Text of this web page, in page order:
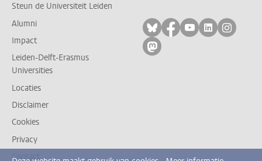
Steun de Universiteit Leiden
Alumni
Impact
Leiden-Delft-Erasmus
Universities
Locaties
Disclaimer
Cookies
Privacy
Contact
Volg ons op bluesky
Volg ons op
Volg ons op
Volg ons
Volg
Volg ons op mastodon